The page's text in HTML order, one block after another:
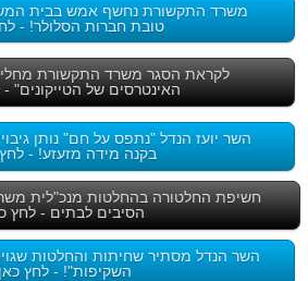
משרד התקשורת נחשף אמש בבית
טובת חברות הסלולר! -
לקראת הסגר משרד התקשורת
האינטרסים של הטייקונים"
השר יועז הנדל "נתפס על חם" נותן
בקנה מידה מזעזע! -
חשיפת החלטורה בהחלטות מנכ"לית
הסיבים לבתים - לחץ
השר הנדל מסתיר שחיתות והחלטות
השקיפות"! - לחץ כאן